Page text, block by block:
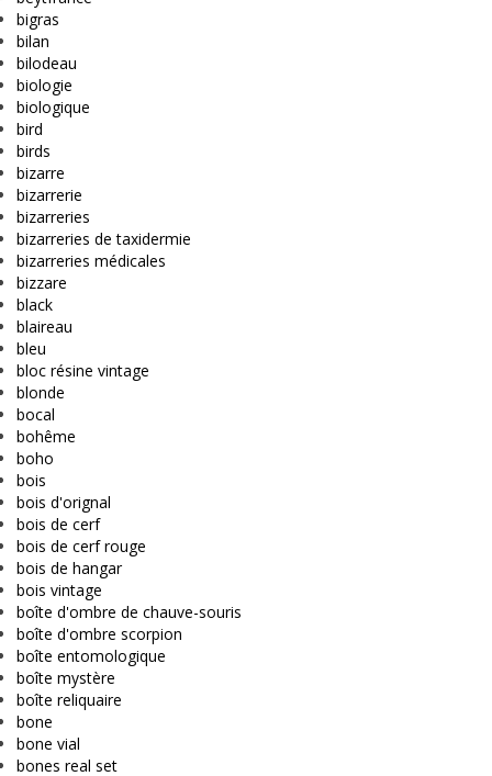
bigras
bilan
bilodeau
biologie
biologique
bird
birds
bizarre
bizarrerie
bizarreries
bizarreries de taxidermie
bizarreries médicales
bizzare
black
blaireau
bleu
bloc résine vintage
blonde
bocal
bohême
boho
bois
bois d'orignal
bois de cerf
bois de cerf rouge
bois de hangar
bois vintage
boîte d'ombre de chauve-souris
boîte d'ombre scorpion
boîte entomologique
boîte mystère
boîte reliquaire
bone
bone vial
bones real set